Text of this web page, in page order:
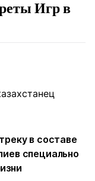
Игр в
в составе
специально